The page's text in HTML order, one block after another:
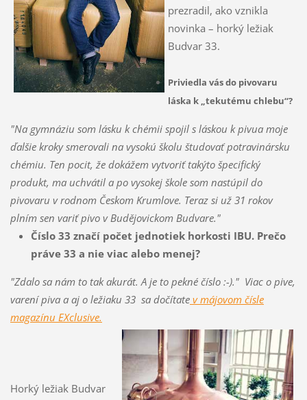
prezradil, ako vznikla
novinka – horký ležiak
Budvar 33.
Priviedla vás do pivovaru
láska k „tekutému chlebu“?
"Na gymnáziu som lásku k chémii spojil s láskou k pivua moje
ďalšie kroky smerovali na vysokú školu študovať potravinársku
chémiu. Ten pocit, že dokážem vytvoriť takýto špecifický
produkt, ma uchvátil a po vysokej škole som nastúpil do
pivovaru v rodnom Českom Krumlove. Teraz si už 31 rokov
plním sen variť pivo v Budějovickom Budvare."
Číslo 33 značí počet jednotiek horkosti IBU. Prečo
práve 33 a nie viac alebo menej?
"Zdalo sa nám to tak akurát. A je to pekné číslo :-)." Viac o pive,
varení piva a aj o ležiaku 33 sa dočítatev májovom čísle
magazínu EXclusive.
Horký ležiak Budvar